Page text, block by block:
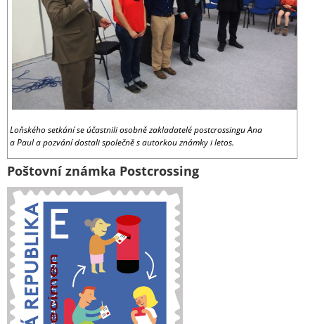
Loňského setkání se účastnili osobně zakladatelé postcrossingu Ana
a Paul a pozvání dostali společně s autorkou známky i letos.
Poštovní známka Postcrossing